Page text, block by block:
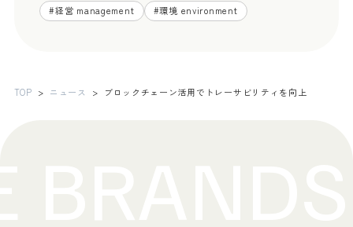
#経営 management #環境 environment
TOP ニュース ブロックチェーン活用でトレーサビリティを向上